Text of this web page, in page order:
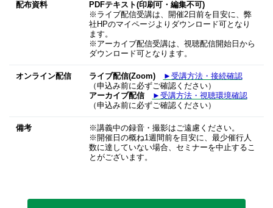
配布資料
PDFテキスト(印刷可・編集不可)
※ライブ配信受講は、開催2日前を目安に、弊
社HPのマイページよりダウンロード可となり
ます。
※アーカイブ配信受講は、視聴配信開始日から
ダウンロード可となります。
オンライン配信 ライブ配信(Zoom)
►受講方法・接続確認
（申込み前に必ずご確認ください）
アーカイブ配信
►受講方法・視聴環境確認
（申込み前に必ずご確認ください）
備考
※講義中の録音・撮影はご遠慮ください。
※開催日の概ね1週間前を目安に、最少催行人
数に達していない場合、セミナーを中止するこ
とがございます。